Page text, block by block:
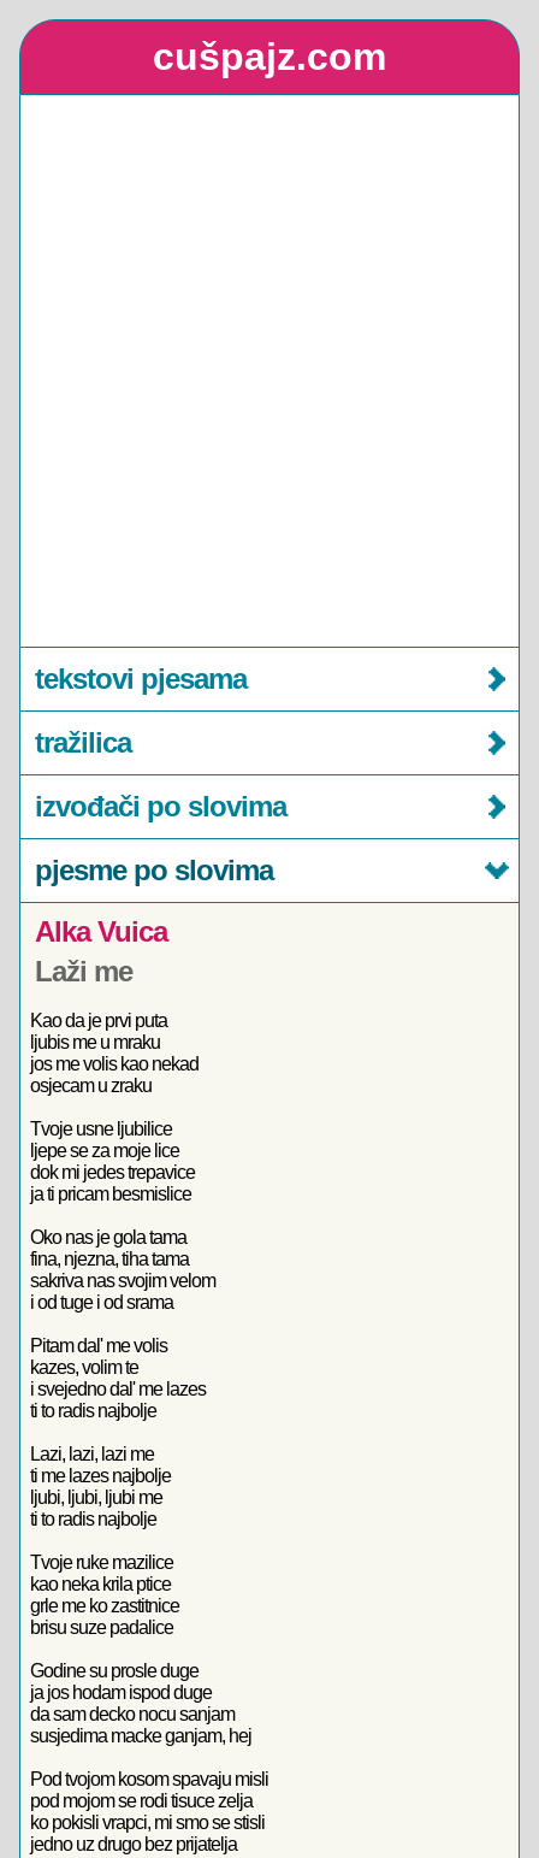
cušpajz.com
tekstovi pjesama
tražilica
izvođači po slovima
pjesme po slovima
Alka Vuica
Laži me
Kao da je prvi puta
ljubis me u mraku
jos me volis kao nekad
osjecam u zraku
Tvoje usne ljubilice
ljepe se za moje lice
dok mi jedes trepavice
ja ti pricam besmislice
Oko nas je gola tama
fina, njezna, tiha tama
sakriva nas svojim velom
i od tuge i od srama
Pitam dal' me volis
kazes, volim te
i svejedno dal' me lazes
ti to radis najbolje
Lazi, lazi, lazi me
ti me lazes najbolje
ljubi, ljubi, ljubi me
ti to radis najbolje
Tvoje ruke mazilice
kao neka krila ptice
grle me ko zastitnice
brisu suze padalice
Godine su prosle duge
ja jos hodam ispod duge
da sam decko nocu sanjam
susjedima macke ganjam, hej
Pod tvojom kosom spavaju misli
pod mojom se rodi tisuce zelja
ko pokisli vrapci, mi smo se stisli
jedno uz drugo bez prijatelja